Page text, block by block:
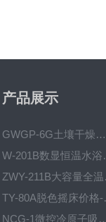
产品展示
GWGP-6G土壤干燥柜-干燥箱/干燥机
W-
TY-
NCG-1微控冷